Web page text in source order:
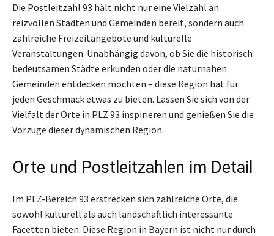
Die Postleitzahl 93 hält nicht nur eine Vielzahl an
reizvollen Städten und Gemeinden bereit, sondern auch
zahlreiche Freizeitangebote und kulturelle
Veranstaltungen. Unabhängig davon, ob Sie die historisch
bedeutsamen Städte erkunden oder die naturnahen
Gemeinden entdecken möchten – diese Region hat für
jeden Geschmack etwas zu bieten. Lassen Sie sich von der
Vielfalt der Orte in PLZ 93 inspirieren und genießen Sie die
Vorzüge dieser dynamischen Region.
Orte und Postleitzahlen im Detail
Im PLZ-Bereich 93 erstrecken sich zahlreiche Orte, die
sowohl kulturell als auch landschaftlich interessante
Facetten bieten. Diese Region in Bayern ist nicht nur durch